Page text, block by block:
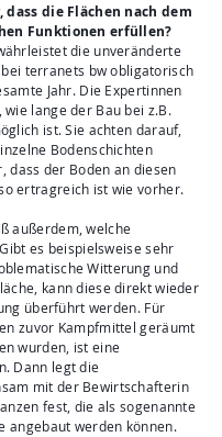
die Flächen nach dem
Funktionen erfüllen?
die unveränderte
terranets bw obligatorisch
Jahr. Die Expertinnen
lange der Bau bei z.B.
ist. Sie achten darauf,
Bodenschichten
dass der Boden an diesen
ertragreich ist wie vorher.
außerdem, welche
es beispielsweise sehr
Witterung und
kann diese direkt wieder
überführt werden. Für
zuvor Kampfmittel geräumt
wurden, ist eine
Dann legt die
mit der Bewirtschafterin
fest, die als sogenannte
angebaut werden können.